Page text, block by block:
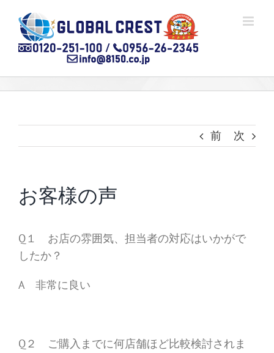
content
前 次
お客様の声
Q１ お店の雰囲気、担当者の対応はいかがで
したか？
A 非常に良い
Q２ ご購入までに何店舗ほど比較検討されま